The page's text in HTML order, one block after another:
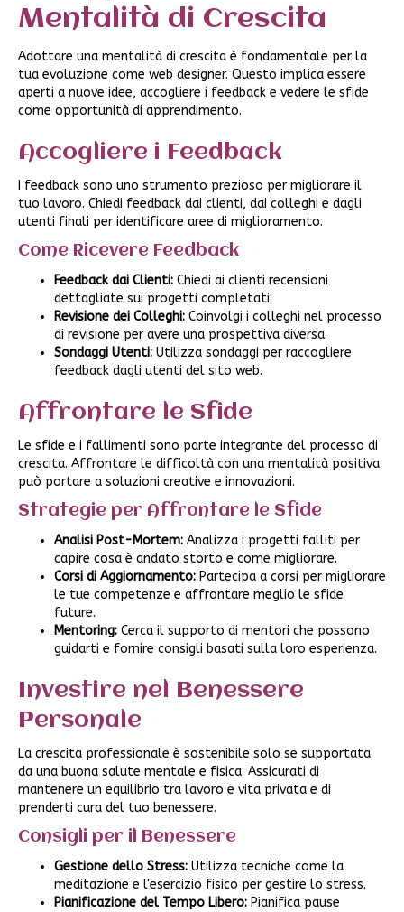
Mentalità di Crescita
Adottare una mentalità di crescita è fondamentale per la
tua evoluzione come web designer. Questo implica essere
aperti a nuove idee, accogliere i feedback e vedere le sfide
come opportunità di apprendimento.
Accogliere i Feedback
I feedback sono uno strumento prezioso per migliorare il
tuo lavoro. Chiedi feedback dai clienti, dai colleghi e dagli
utenti finali per identificare aree di miglioramento.
Come Ricevere Feedback
Feedback dai Clienti: Chiedi ai clienti recensioni
dettagliate sui progetti completati.
Revisione dei Colleghi: Coinvolgi i colleghi nel processo
di revisione per avere una prospettiva diversa.
Sondaggi Utenti: Utilizza sondaggi per raccogliere
feedback dagli utenti del sito web.
Affrontare le Sfide
Le sfide e i fallimenti sono parte integrante del processo di
crescita. Affrontare le difficoltà con una mentalità positiva
può portare a soluzioni creative e innovazioni.
Strategie per Affrontare le Sfide
Analisi Post-Mortem: Analizza i progetti falliti per
capire cosa è andato storto e come migliorare.
Corsi di Aggiornamento: Partecipa a corsi per migliorare
le tue competenze e affrontare meglio le sfide
future.
Mentoring: Cerca il supporto di mentori che possono
guidarti e fornire consigli basati sulla loro esperienza.
Investire nel Benessere
Personale
La crescita professionale è sostenibile solo se supportata
da una buona salute mentale e fisica. Assicurati di
mantenere un equilibrio tra lavoro e vita privata e di
prenderti cura del tuo benessere.
Consigli per il Benessere
Gestione dello Stress: Utilizza tecniche come la
meditazione e l'esercizio fisico per gestire lo stress.
Pianificazione del Tempo Libero: Pianifica pause